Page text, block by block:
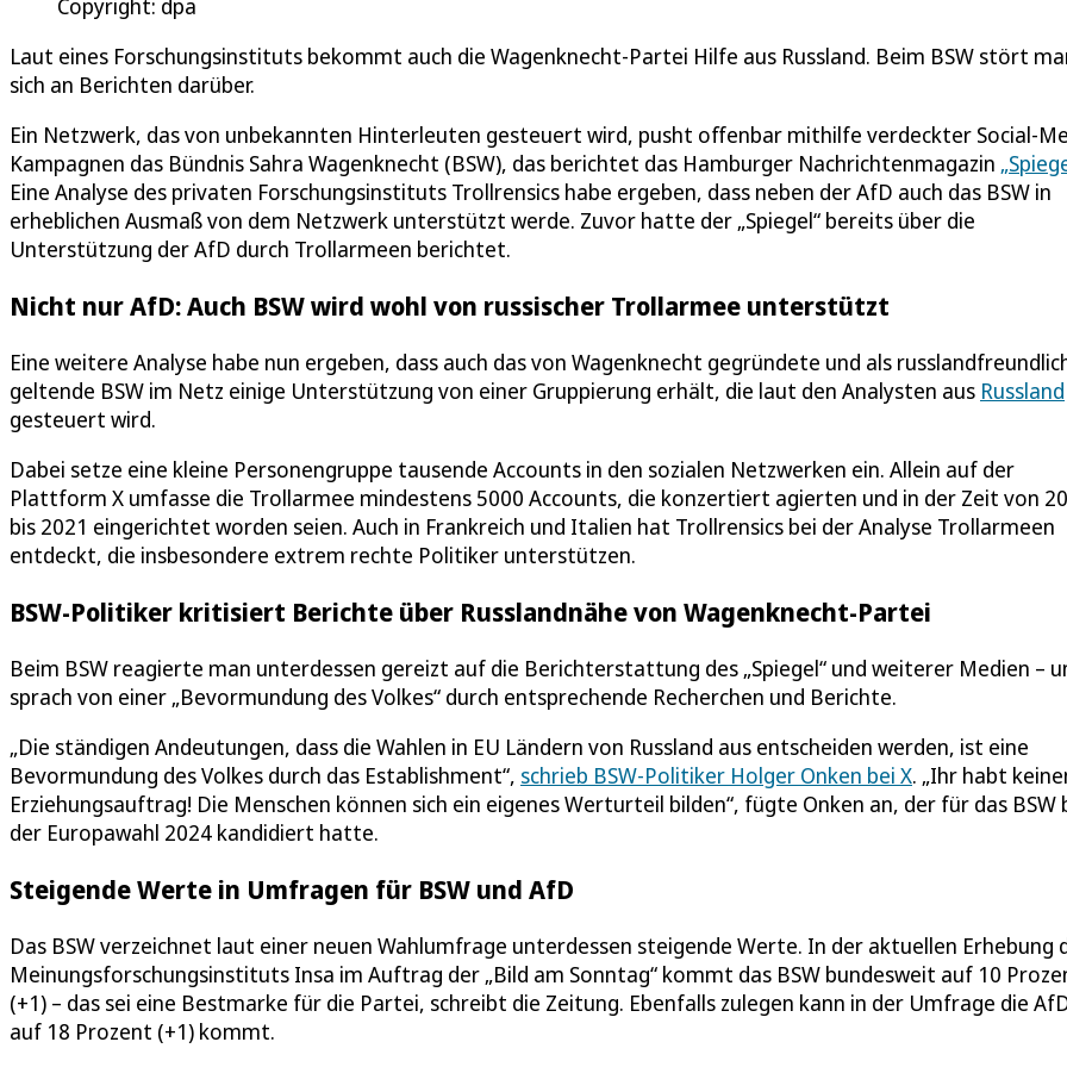
Copyright: dpa
Laut eines Forschungsinstituts bekommt auch die Wagenknecht-Partei Hilfe aus Russland. Beim BSW stört
sich an Berichten darüber.
Ein Netzwerk, das von unbekannten Hinterleuten gesteuert wird, pusht offenbar mithilfe verdeckter Social-
Kampagnen das Bündnis Sahra Wagenknecht (BSW), das berichtet das Hamburger Nachrichtenmagazin
Eine Analyse des privaten Forschungsinstituts Trollrensics habe ergeben, dass neben der AfD auch das BSW in
erheblichen Ausmaß von dem Netzwerk unterstützt werde. Zuvor hatte der „Spiegel“ bereits über die
Unterstützung der AfD durch Trollarmeen berichtet.
Nicht nur AfD: Auch BSW wird wohl von russischer Trollarmee unterstützt
Eine weitere Analyse habe nun ergeben, dass auch das von Wagenknecht gegründete und als
geltende BSW im Netz einige Unterstützung von einer Gruppierung erhält, die laut den Analysten aus Russland
gesteuert wird.
Dabei setze eine kleine Personengruppe tausende Accounts in den sozialen Netzwerken ein. Allein auf der
Plattform X umfasse die Trollarmee mindestens 5000 Accounts, die konzertiert agierten und in der Zeit von
bis 2021 eingerichtet worden seien. Auch in Frankreich und Italien hat Trollrensics bei der Analyse Trollarmeen
entdeckt, die insbesondere extrem rechte Politiker unterstützen.
BSW-Politiker kritisiert Berichte über Russlandnähe von Wagenknecht-Partei
Beim BSW reagierte man unterdessen gereizt auf die Berichterstattung des „Spiegel“ und weiterer Medien –
sprach von einer „Bevormundung des Volkes“ durch entsprechende Recherchen und Berichte.
„Die ständigen Andeutungen, dass die Wahlen in EU Ländern von Russland aus entscheiden werden, ist eine
Bevormundung des Volkes durch das Establishment“, schrieb BSW-Politiker Holger Onken bei X. „Ihr habt
Erziehungsauftrag! Die Menschen können sich ein eigenes Werturteil bilden“, fügte Onken an, der für das BSW
der Europawahl 2024 kandidiert hatte.
Steigende Werte in Umfragen für BSW und AfD
Das BSW verzeichnet laut einer neuen Wahlumfrage unterdessen steigende Werte. In der aktuellen Erhebung
Meinungsforschungsinstituts Insa im Auftrag der „Bild am Sonntag“ kommt das BSW bundesweit auf 10
(+1) – das sei eine Bestmarke für die Partei, schreibt die Zeitung. Ebenfalls zulegen kann in der Umfrage die
auf 18 Prozent (+1) kommt.